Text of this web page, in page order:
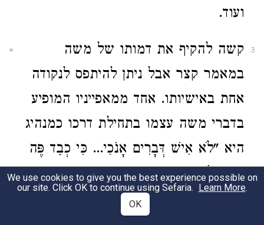
ועוד.
3
קשה להקיף את דמותו של משה
במאמר קצר אבל ניתן להיתפס לנקודה
אחת באישיותו. אחד ממאפייניו המופיע
בדברי משה עצמו בתחילת דרכו כמנהיג
היא "לֹא אִישׁ דְּבָרִים אָנֹכִי... כִּי כְבַד פֶּה
וּכְבַד לָשׁוֹן אָנֹכִי" (שמות ד', י).
הקב"ה אינו חולק על האבחון, וממילא
We use cookies to give you the best experience possible on
our site. Click OK to continue using Sefaria. Learn More.
OK